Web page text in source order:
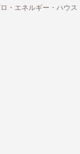
・エネルギー・ハウス